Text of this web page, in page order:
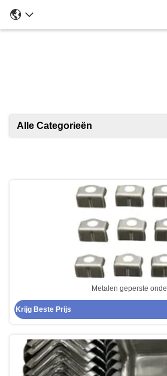
Alle Categorieën
Metalen geperste
Krijg Beste Prijs